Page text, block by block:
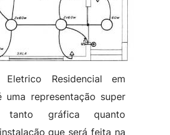
Residencial em
uma representação super
tanto gráfica quanto
que será feita na